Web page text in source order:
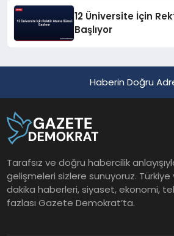
12 Üniversite İçin
Başlıyor
Haberin Doğru
Tarafsız ve doğru habercilik
gelişmeleri sizlere sunuyoruz.
dakika haberleri, siyaset, ekonomi,
fazlası Gazete Demokrat’ta.